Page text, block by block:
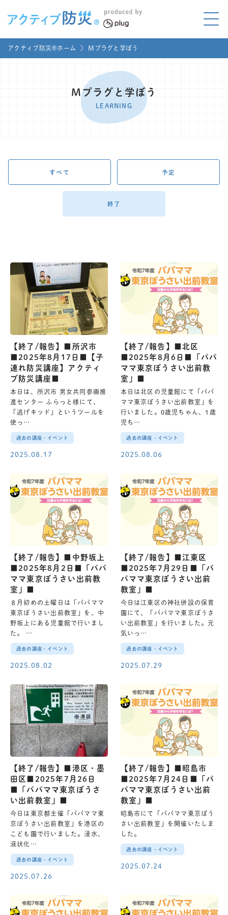
アクティブ防災とは?
家庭でやってみよう
アクティブ防災®ホーム 〉 Mプラグと学ぼう
Mプラグと学ぼう
LEARNING
すべて 予定
終了
【終了/報告】■所沢市
■2025年8月17日■【子
連れ防災講座】アクティ
ブ防災講座■
本日は、所沢市 男女共同参画推
進センター ふらっと様にて、
「逃げキッド」というツールを
使っ…
過去の講座・イベント
2025.08.17
【終了/報告】■北区
■2025年8月6日■「パパ
ママ東京ぼうさい出前教
室」■
本日は北区の児童館にて「パパ
ママ東京ぼうさい出前教室」を
行いました。0歳児ちゃん、1歳
児ち…
過去の講座・イベント
2025.08.06
【終了/報告】■中野坂上
■2025年8月2日■「パパ
ママ東京ぼうさい出前教
室」■
８月初めの土曜日は「パパママ
東京ぼうさい出前教室」を、中
野坂上にある児童館で行いまし
た。 …
過去の講座・イベント
2025.08.02
【終了/報告】■江東区
■2025年7月29日■「パ
パママ東京ぼうさい出前
教室」■
今日は江東区の神社併設の保育
園にて、「パパママ東京ぼうさ
い出前教室」を行いました。元
気いっ…
過去の講座・イベント
2025.07.29
【終了/報告】■港区・墨
田区■2025年7月26日
■「パパママ東京ぼうさ
い出前教室」■
今日は東京都主催「パパママ東
京ぼうさい出前教室」を港区の
こども園で行いました。浸水、
液状化…
過去の講座・イベント
2025.07.26
【終了/報告】■昭島市
■2025年7月24日■「パ
パママ東京ぼうさい出前
教室」■
昭島市にて「パパママ東京ぼう
さい出前教室」を開催いたしま
した。
過去の講座・イベント
2025.07.24